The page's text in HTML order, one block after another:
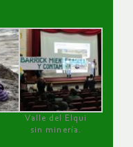
Valle del Elqui
sin minería.